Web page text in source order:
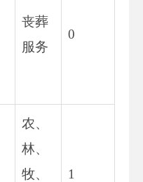
丧葬
服务
0
农、
林、
牧、
1